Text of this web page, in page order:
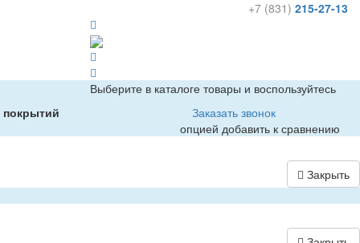
+7 (831) 215-27-13
покрытий Заказать звонок
Выберите в каталоге товары и воспользуйтесь
опцией добавить к сравнению
Закрыть